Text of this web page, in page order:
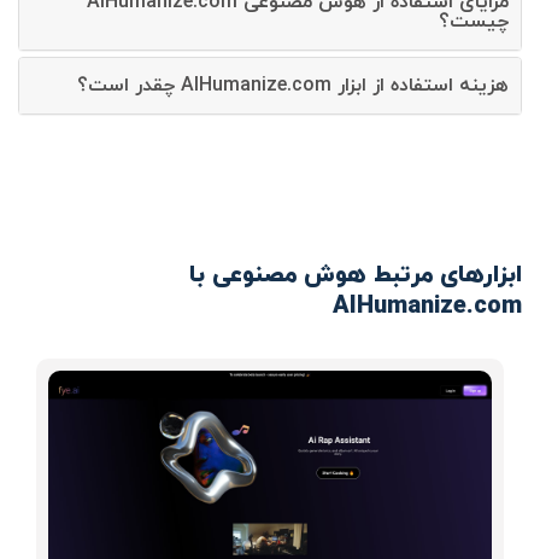
چیست؟
هزینه استفاده از ابزار AIHumanize.com چقدر است؟
ابزارهای مرتبط هوش مصنوعی با
AIHumanize.com